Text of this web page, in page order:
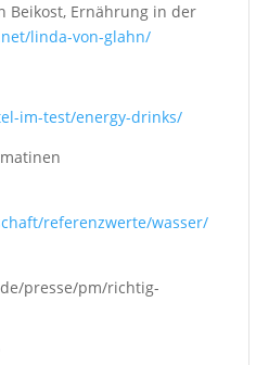
Beikost, Ernährung in der
linda-von-glahn/
im-test/energy-drinks/
referenzwerte/wasser/
presse/pm/richtig-